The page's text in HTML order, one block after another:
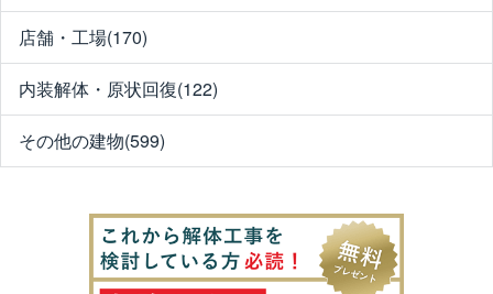
店舗・工場(170)
内装解体・原状回復(122)
その他の建物(599)